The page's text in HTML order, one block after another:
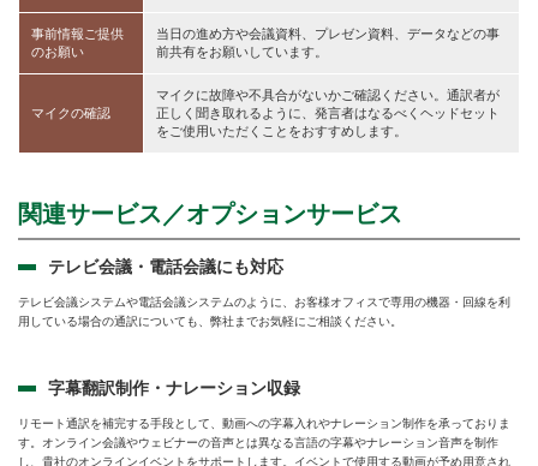
事前情報ご提供
のお願い
当日の進め方や会議資料、プレゼン資料、データなどの事
前共有をお願いしています。
マイクの確認
マイクに故障や不具合がないかご確認ください。通訳者が
正しく聞き取れるように、発言者はなるべくヘッドセット
をご使用いただくことをおすすめします。
関連サービス／オプションサービス
テレビ会議・電話会議にも対応
テレビ会議システムや電話会議システムのように、お客様オフィスで専用の機器・回線を利
用している場合の通訳についても、弊社までお気軽にご相談ください。
字幕翻訳制作・ナレーション収録
リモート通訳を補完する手段として、動画への字幕入れやナレーション制作を承っておりま
す。オンライン会議やウェビナーの音声とは異なる言語の字幕やナレーション音声を制作
し、貴社のオンラインイベントをサポートします。イベントで使用する動画が予め用意され